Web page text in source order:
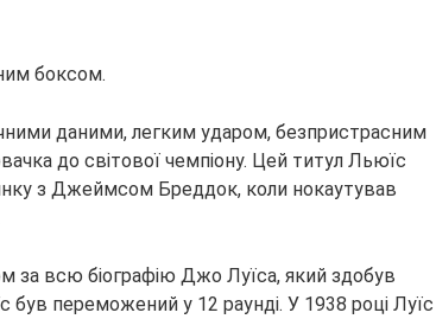
боксом.
даними, легким ударом, безпристрасним
до світової чемпіону. Цей титул Льюїс
з Джеймсом Бреддок, коли нокаутував
всю біографію Джо Луїса, який здобув
був переможений у 12 раунді. У 1938 році Луїс